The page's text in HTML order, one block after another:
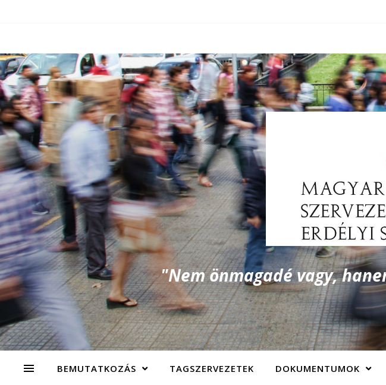
"Nem önmagadé vagy,
BEMUTATKOZÁS TAGSZERVEZETEK DOKUMENTUMOK